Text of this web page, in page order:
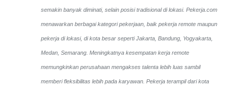
semakin banyak diminati, selain posisi tradisional di lokasi. Pekerja.com
menawarkan berbagai kategori pekerjaan, baik pekerja remote maupun
pekerja di lokasi, di kota besar seperti Jakarta, Bandung, Yogyakarta,
Medan, Semarang. Meningkatnya kesempatan kerja remote
memungkinkan perusahaan mengakses talenta lebih luas sambil
memberi fleksibilitas lebih pada karyawan. Pekerja terampil dari kota